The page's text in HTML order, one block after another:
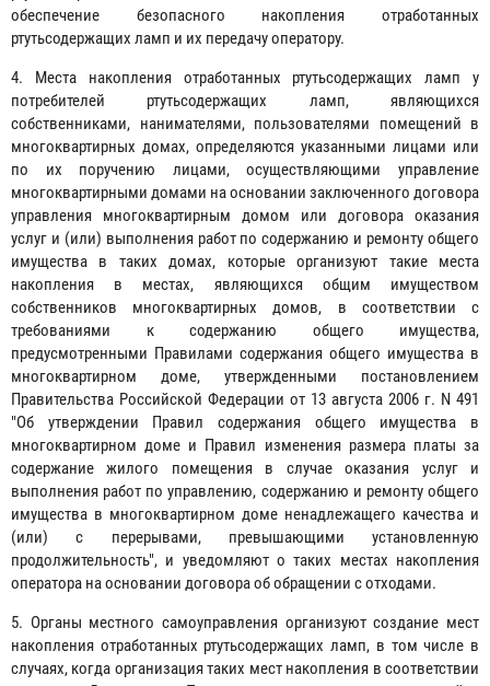
обеспечение безопасного накопления отработанных
ртутьсодержащих ламп и их передачу оператору.
4. Места накопления отработанных ртутьсодержащих ламп у
потребителей ртутьсодержащих ламп, являющихся
собственниками, нанимателями, пользователями помещений в
многоквартирных домах, определяются указанными лицами или
по их поручению лицами, осуществляющими управление
многоквартирными домами на основании заключенного договора
управления многоквартирным домом или договора оказания
услуг и (или) выполнения работ по содержанию и ремонту общего
имущества в таких домах, которые организуют такие места
накопления в местах, являющихся общим имуществом
собственников многоквартирных домов, в соответствии с
требованиями к содержанию общего имущества,
предусмотренными Правилами содержания общего имущества в
многоквартирном доме, утвержденными постановлением
Правительства Российской Федерации от 13 августа 2006 г. N 491
"Об утверждении Правил содержания общего имущества в
многоквартирном доме и Правил изменения размера платы за
содержание жилого помещения в случае оказания услуг и
выполнения работ по управлению, содержанию и ремонту общего
имущества в многоквартирном доме ненадлежащего качества и
(или) с перерывами, превышающими установленную
продолжительность", и уведомляют о таких местах накопления
оператора на основании договора об обращении с отходами.
5. Органы местного самоуправления организуют создание мест
накопления отработанных ртутьсодержащих ламп, в том числе в
случаях, когда организация таких мест накопления в соответствии